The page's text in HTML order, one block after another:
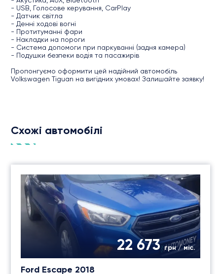
- USB, Голосове керування, CarPlay
- Датчик світла
- Денні ходові вогні
- Протитуманні фари
- Накладки на пороги
- Система допомоги при паркуванні (задня камера)
- Подушки безпеки водія та пасажирів
Пропонгуємо оформити цей надійний автомобіль
Volkswagen Tiguan на вигідних умовах! Залишайте заявку!
Схожі автомобілі
22 673грн / міс.
Ford Escape 2018